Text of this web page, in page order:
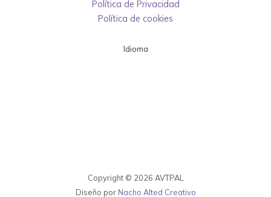
Política de Privacidad
Política de cookies
Idioma
Copyright © 2026 AVTPAL
Diseño por Nacho Alted Creativo